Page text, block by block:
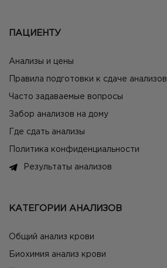
ПАЦИЕНТУ
Анализы и цены
Правила подготовки к сдаче анализов
Часто задаваемые вопросы
Забор анализов на дому
Где сдать анализы
Политика конфиденциальности
Результаты анализов
КАТЕГОРИИ АНАЛИЗОВ
Общий анализ крови
Биохимия анализ крови